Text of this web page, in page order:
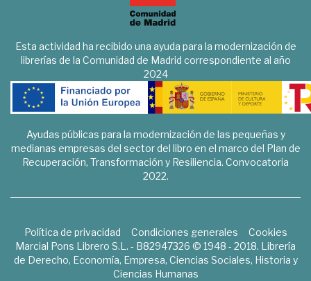
Esta actividad ha recibido una ayuda para la modernización de
librerías de la Comunidad de Madrid correspondiente al año
2024
Ayudas públicas para la modernización de las pequeñas y
medianas empresas del sector del libro en el marco del Plan de
Recuperación, Transformación y Resiliencia. Convocatoria
2022.
Política de privacidad Condiciones generales
Cookies
Marcial Pons Librero S.L. - B82947326 © 1948 - 2018. Librería
de Derecho, Economía, Empresa, Ciencias Sociales, Historia y
Ciencias Humanas